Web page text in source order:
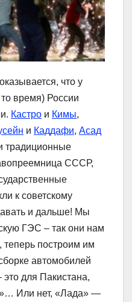
что у
время) России
Кастро и Кимы,
и Каддафи, Асад
традиционные
СССР,
к советскому
и дальше! Мы
ГЭС – так они нам
теперь построим им
автомобилей
для Пакистана,
Или нет, «Лада» —